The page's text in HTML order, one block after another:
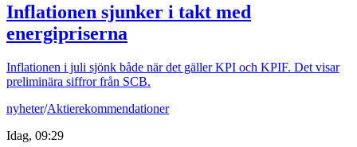
Inflationen sjunker i takt med
energipriserna
Inflationen i juli sjönk både när det gäller KPI och KPIF. Det visar
preliminära siffror från SCB.
nyheter/Aktierekommendationer
Idag, 09:29